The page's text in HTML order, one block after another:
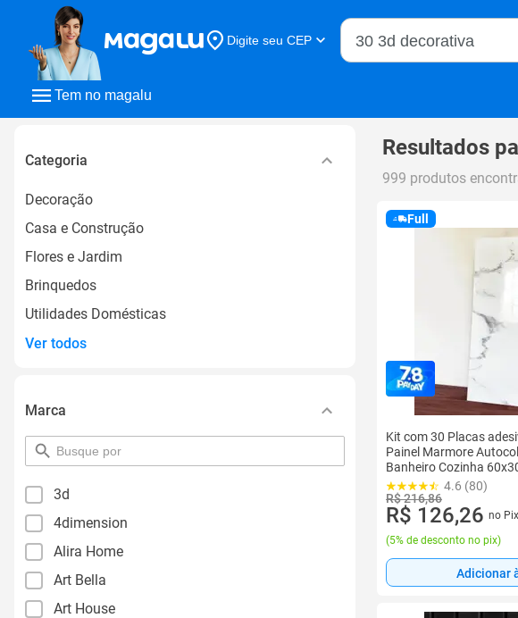
Tem no magalu
Digite seu CEP
Buscar no Magalu
Categoria
Decoração
Casa e Construção
Flores e Jardim
Brinquedos
Utilidades Domésticas
Ver todos
Marca
pesquisar
por
3d
4dimension
Alira Home
Art Bella
Art House
Resultados
999 produtos
Full
Kit com 30 Placas
Painel Marmore
Banheiro Cozinha
4.6 (80)
R$ 216,86
R$ 126,26 no Pix
(5% de desconto no pix)
Adicionar